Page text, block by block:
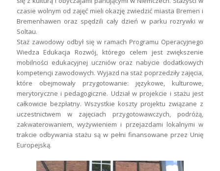
czasie wolnym od zajęć mieli okazję zwiedzić miasta Bremen i
Bremenhawen oraz spędzili cały dzień w parku rozrywki w
Soltau.
Staż zawodowy odbył się w ramach Programu Operacyjnego
Wiedza Edukacja Rozwój, którego celem jest zwiększenie
mobilności edukacyjnej uczniów oraz nabycie dodatkowych
kompetencji zawodowych. Wyjazd na staż poprzedziły zajęcia,
które obejmowały przygotowanie: językowe, kulturowe,
merytoryczne i pedagogiczne. Udział w projekcie i stażu jest
całkowicie bezpłatny. Wszystkie koszty projektu związane z
uczestnictwem w zajęciach przygotowawczych, podróżą,
zakwaterowaniem, wyżywieniem i przejazdami lokalnymi w
trakcie odbywania stażu są w pełni finansowane przez Unię
Europejską.